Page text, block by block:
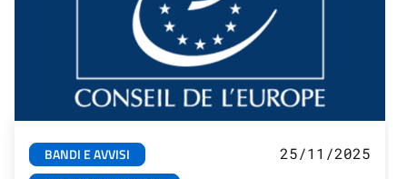
BANDI E AVVISI
25/11/2025